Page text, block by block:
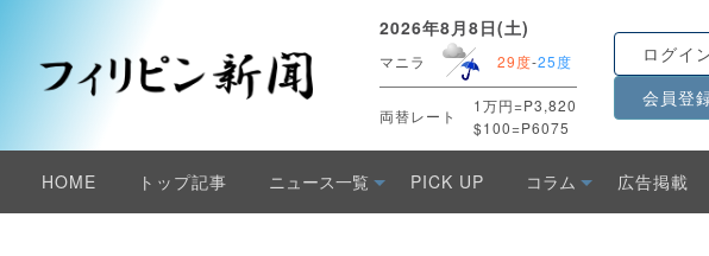
2026年8月8日(土)
マニラ 29度-25度
両替レート
1万円=P3,820
$100=P6075
ログイ
会員登
HOME トップ記事 ニュース一覧 PICK UP コラム 広告掲載